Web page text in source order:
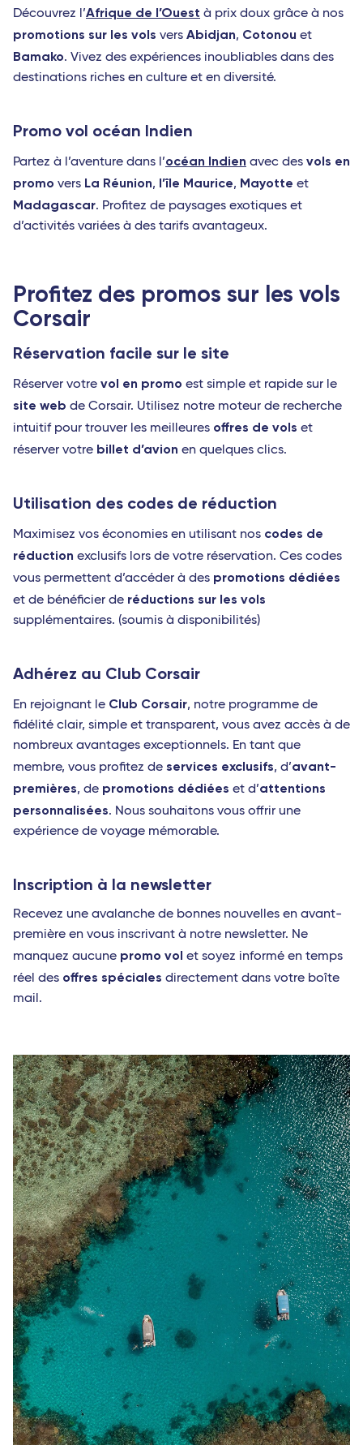
Découvrez l’Afrique de l’Ouest à prix doux grâce à nos
promotions sur les vols vers Abidjan, Cotonou et
Bamako. Vivez des expériences inoubliables dans des
destinations riches en culture et en diversité.
Promo vol océan Indien
Partez à l’aventure dans l’océan Indien avec des vols en
promo vers La Réunion, l’île Maurice, Mayotte et
Madagascar. Profitez de paysages exotiques et
d’activités variées à des tarifs avantageux.
Profitez des promos sur les vols
Corsair
Réservation facile sur le site
Réserver votre vol en promo est simple et rapide sur le
site web de Corsair. Utilisez notre moteur de recherche
intuitif pour trouver les meilleures offres de vols et
réserver votre billet d’avion en quelques clics.
Utilisation des codes de réduction
Maximisez vos économies en utilisant nos codes de
réduction exclusifs lors de votre réservation. Ces codes
vous permettent d’accéder à des promotions dédiées
et de bénéficier de réductions sur les vols
supplémentaires. (soumis à disponibilités)
Adhérez au Club Corsair
En rejoignant le Club Corsair, notre programme de
fidélité clair, simple et transparent, vous avez accès à de
nombreux avantages exceptionnels. En tant que
membre, vous profitez de services exclusifs, d’avant-
premières, de promotions dédiées et d’attentions
personnalisées. Nous souhaitons vous offrir une
expérience de voyage mémorable.
Inscription à la newsletter
Recevez une avalanche de bonnes nouvelles en avant-
première en vous inscrivant à notre newsletter. Ne
manquez aucune promo vol et soyez informé en temps
réel des offres spéciales directement dans votre boîte
mail.